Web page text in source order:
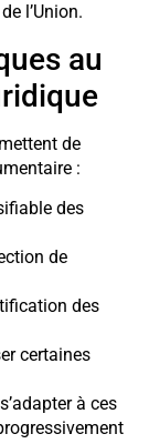
l’Union.
au
de
:
des
de
des
certaines
à ces